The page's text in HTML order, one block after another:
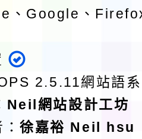
、Google、
2.5.11網站語
Neil網站設計工坊
：徐嘉裕 Neil hsu